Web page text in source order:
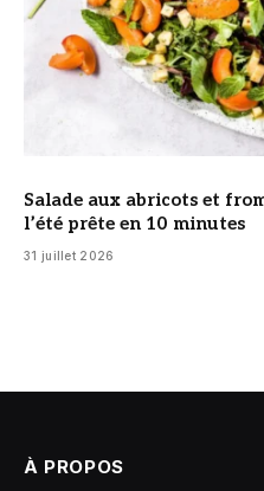
Salade aux abricots et
l’été prête en 10 minutes
31 juillet 2026
À PROPOS